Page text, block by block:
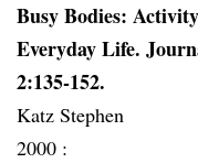
Busy Bodies:
Everyday Life.
2:135-152.
Katz Stephen
2000 :